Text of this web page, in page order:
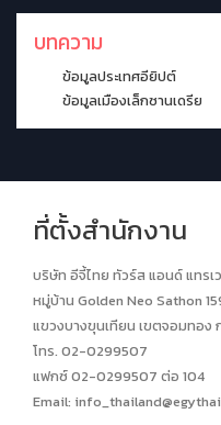
บทความ
ข้อมูลประเทศอียิปต์
ข้อมูลเมืองเล็กซานเดรีย
ที่ตั้งสำนักงาน
บริษัท อีจี้ไทย ทัวร์ส แอนด์ แทรเ
หมู่บ้าน Golden Neo Sathon
แขวงบางขุนเทียน เขตจอมทอง
โทร. 02-0299507
แฟกซ์ 02-0299507 ต่อ 104
Email: